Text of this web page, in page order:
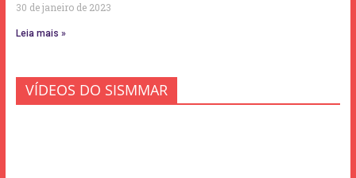
30 de janeiro de 2023
Leia mais »
VÍDEOS DO SISMMAR